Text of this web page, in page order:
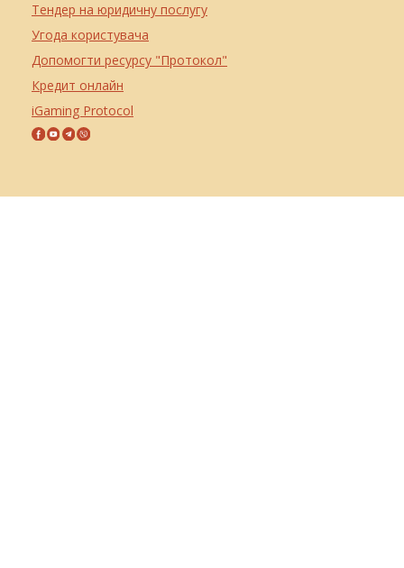
Тендер на юридичну послугу
Угода користувача
Допомогти ресурсу "Протокол"
Кредит онлайн
iGaming Protocol